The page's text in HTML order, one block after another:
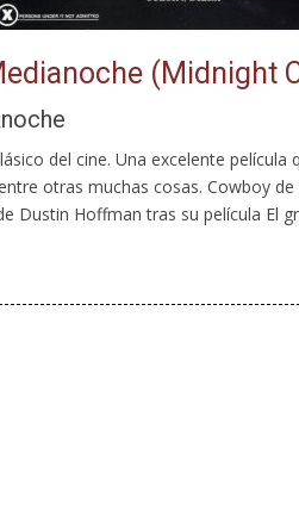
(Midnight
del cine. Una excelente
otras muchas cosas. Cowboy
Dustin Hoffman tras su película El